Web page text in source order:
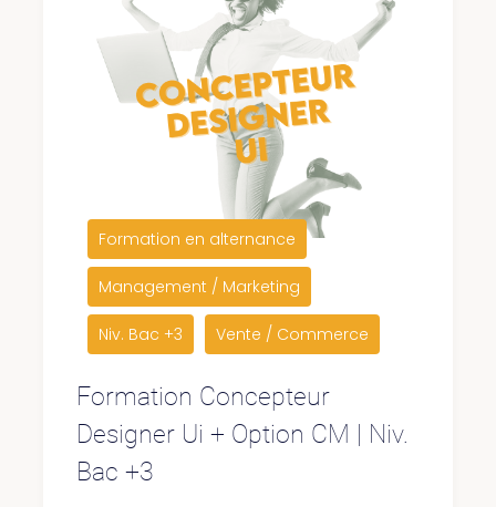
Formation en alternance
Management / Marketing
Niv. Bac +3 Vente / Commerce
Formation Concepteur
Designer Ui + Option CM | Niv.
Bac +3